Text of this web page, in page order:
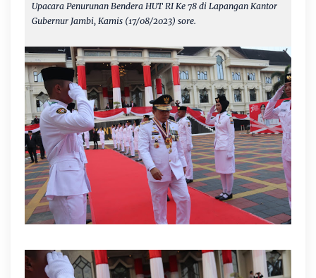
Upacara Penurunan Bendera HUT RI Ke 78 di Lapangan Kantor
Gubernur Jambi, Kamis (17/08/2023) sore.